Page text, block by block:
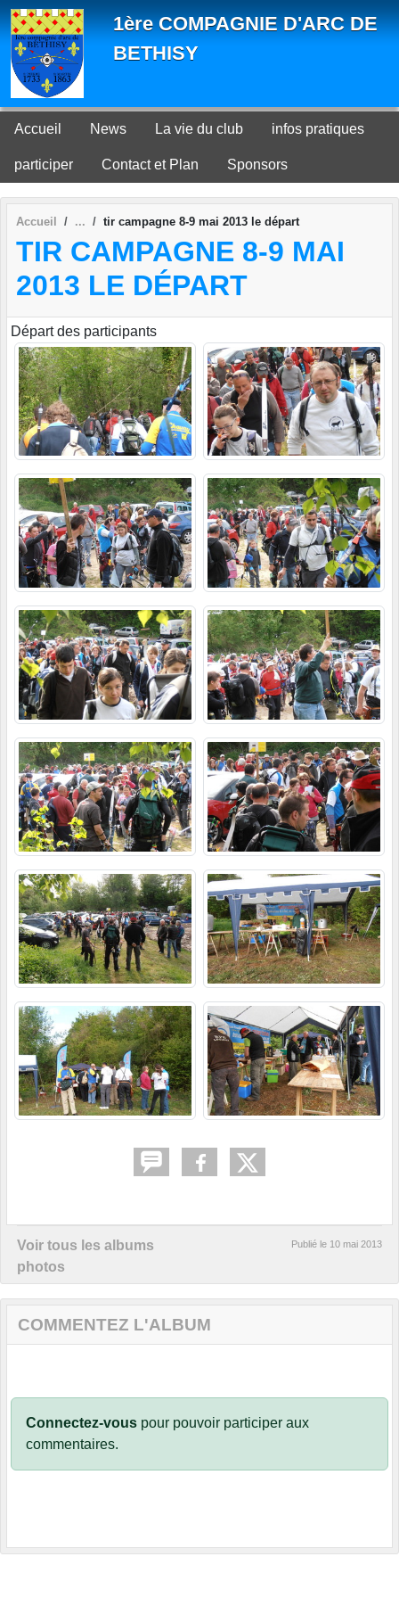
1ère COMPAGNIE D'ARC DE
BETHISY
Accueil News La vie du club infos pratiques
participer Contact et Plan Sponsors
Accueil tir campagne 8-9 mai 2013 le départ
TIR CAMPAGNE 8-9 MAI
2013 LE DÉPART
Départ des participants
Voir tous les albums
photos
Publié le 10 mai 2013
COMMENTEZ L'ALBUM
Connectez-vous pour pouvoir participer aux
commentaires.
Panneau de gestion des cookies